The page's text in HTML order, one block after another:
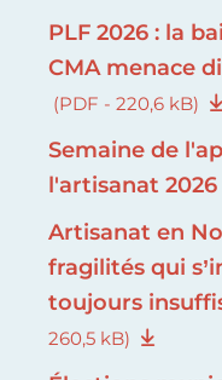
PLF 2026 : la
CMA menace
(PDF - 220,6 kB)
Semaine de
l'artisanat 2026
Artisanat en
fragilités qui
toujours
260,5 kB)